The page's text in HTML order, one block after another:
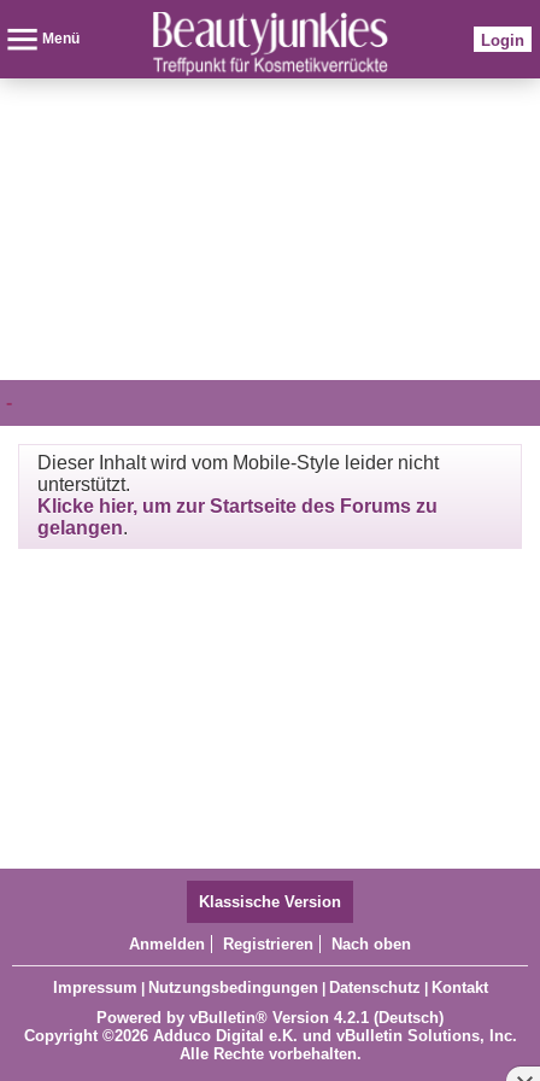
Menü Login
-
Dieser Inhalt wird vom Mobile-Style leider nicht
unterstützt.
Klicke hier, um zur Startseite des Forums zu
gelangen.
Klassische Version
Anmelden Registrieren Nach oben
Impressum | Nutzungsbedingungen | Datenschutz | Kontakt
Powered by vBulletin® Version 4.2.1 (Deutsch)
Copyright ©2026 Adduco Digital e.K. und vBulletin Solutions, Inc.
Alle Rechte vorbehalten.